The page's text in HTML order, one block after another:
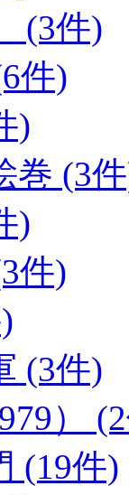
(3件)
件)
)
巻 (3
)
件)
(3件)
）
(19件)